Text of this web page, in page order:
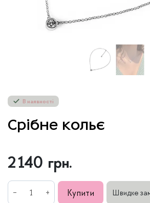
В наявності
Срібне кольє
2 140 грн.
Срібне
Купити Швидке